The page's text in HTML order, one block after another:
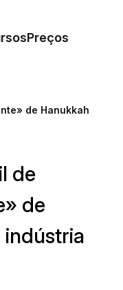
Preços
de Hanukkah
de
de
indústria